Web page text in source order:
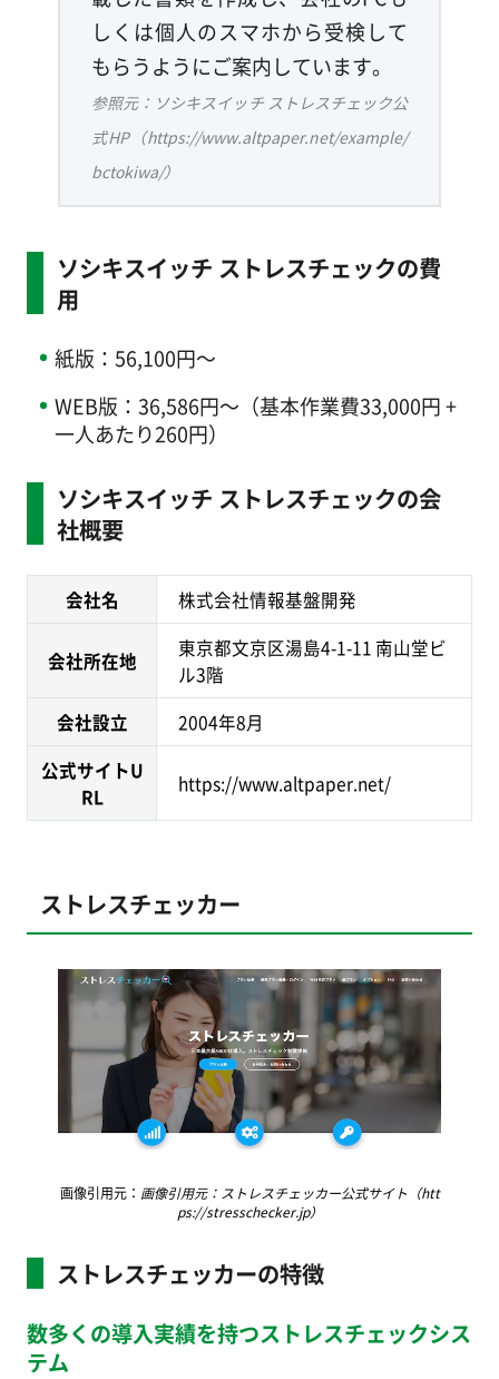
しくは個人のスマホから受検して
もらうようにご案内しています。
参照元：ソシキスイッチ ストレスチェック公
式HP（https://www.altpaper.net/example/
bctokiwa/）
ソシキスイッチ ストレスチェックの費
用
紙版：56,100円～
WEB版：36,586円～（基本作業費33,000円 +
一人あたり260円）
ソシキスイッチ ストレスチェックの会
社概要
会社名 株式会社情報基盤開発
会社所在地
東京都文京区湯島4-1-11 南山堂ビ
ル3階
会社設立
2004年8月
公式サイトU
RL
https://www.altpaper.net/
ストレスチェッカー
画像引用元： 画像引用元：ストレスチェッカー公式サイト（htt
ps://stresschecker.jp）
ストレスチェッカーの特徴
数多くの導入実績を持つストレスチェックシス
テム